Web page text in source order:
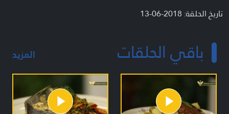
تاريخ الحلقة: 2018-06-13
باقي الحلقات المزيد